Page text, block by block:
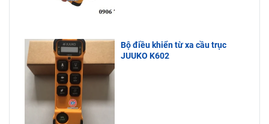
Bộ điều khiển từ xa cầu trục
JUUKO K602